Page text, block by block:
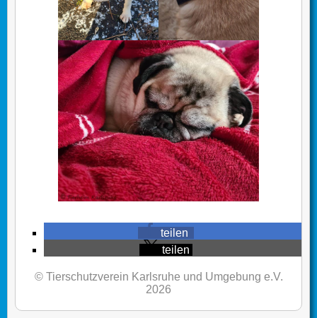
teilen
teilen
© Tierschutzverein Karlsruhe und Umgebung e.V.
2026